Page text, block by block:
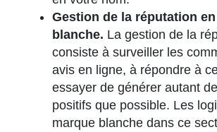
Gestion de la réputation
blanche. La gestion de la
consiste à surveiller les
avis en ligne, à répondre à
essayer de générer autant
positifs que possible. Les
marque blanche dans ce